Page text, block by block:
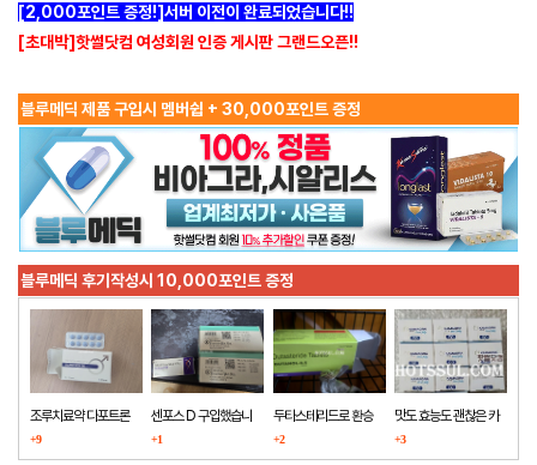
[2,000포인트 증정!]서버 이전이 완료되었습니다!!
[초대박]핫썰닷컴 여성회원 인증 게시판 그랜드오픈!!
블루메딕 제품 구입시 멤버쉽 + 30,000포인트 증정
블루메딕 후기작성시 10,000포인트 증정
조루치료약 다포트론
구매했습니다
+9
센포스 D 구입했습니
다
+1
두타스테리드로 환승
+2
맛도 효능도 괜찮은 카
마그라
+3